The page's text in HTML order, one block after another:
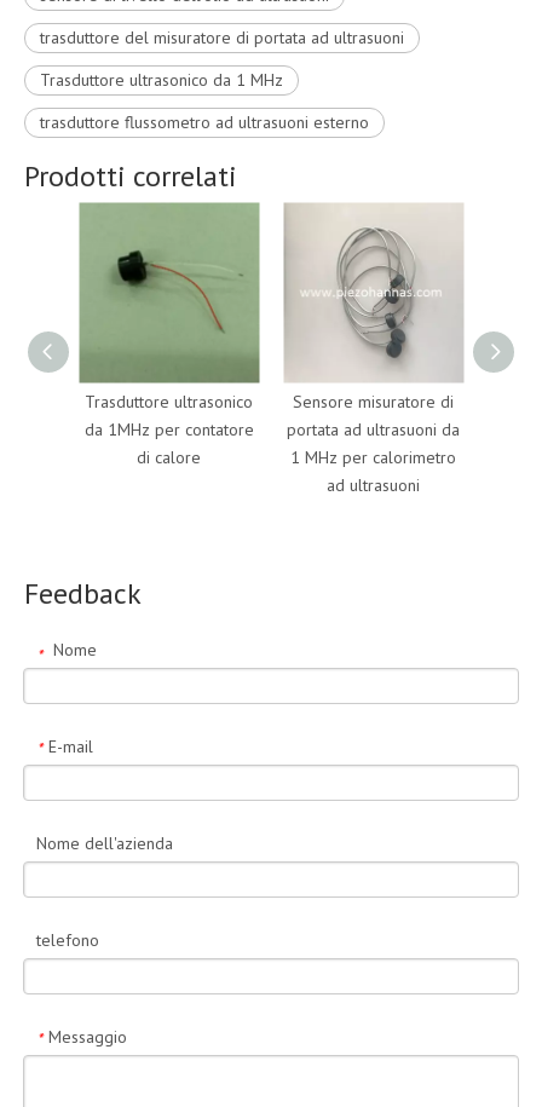
trasduttore del misuratore di portata ad ultrasuoni
Trasduttore ultrasonico da 1 MHz
trasduttore flussometro ad ultrasuoni esterno
Prodotti correlati
Trasduttore ultrasonico
da 1MHz per contatore
di calore
Sensore misuratore di
portata ad ultrasuoni da
1 MHz per calorimetro
ad ultrasuoni
Feedback
* Nome
* E-mail
Nome dell'azienda
telefono
* Messaggio